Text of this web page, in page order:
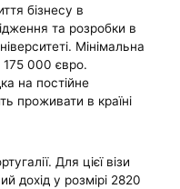
бізнесу в
та розробки в
Мінімальна
175 000 євро.
на постійне
проживати в країні
Для цієї візи
дохід у розмірі 2820